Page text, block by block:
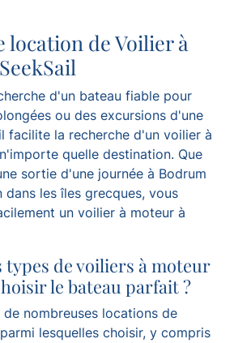
location de Voilier à
d'un bateau fiable pour
ou des excursions d'une
facilite la recherche d'un voilier à
quelle destination. Que
sortie d'une journée à Bodrum
dans les îles grecques, vous
un voilier à moteur à
types de voiliers à moteur
le bateau parfait ?
de nombreuses locations de
lesquelles choisir, y compris